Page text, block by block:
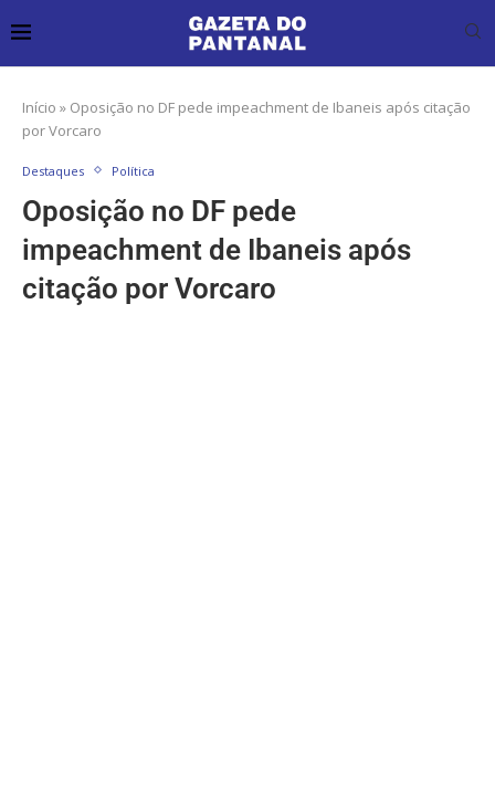
Início » Oposição no DF pede impeachment de Ibaneis após citação
por Vorcaro
Destaques Política
Oposição no DF pede
impeachment de Ibaneis após
citação por Vorcaro